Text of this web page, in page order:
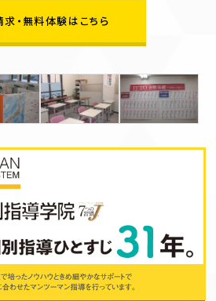
・無料体験はこちら